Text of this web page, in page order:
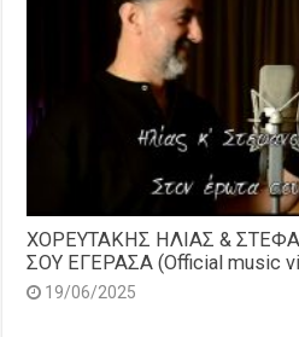
ΧΟΡΕΥΤΑΚΗΣ ΗΛΙΑΣ &
ΣΟΥ ΕΓΕΡΑΣΑ (Official music
19/06/2025